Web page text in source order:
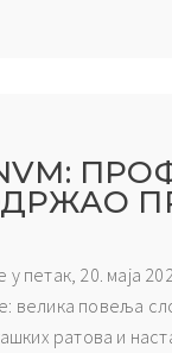
петак, 20. маја
велика повеља
ратова и